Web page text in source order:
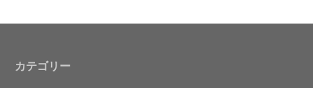
カテゴリー